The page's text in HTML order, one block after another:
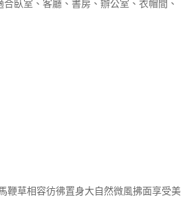
臥室、客廳、書房、辦公室、衣帽間、
鞭草相容彷彿置身大自然微風拂面享受美